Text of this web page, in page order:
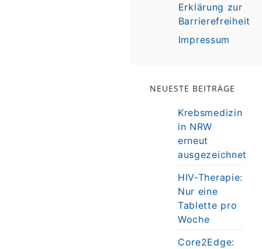
Erklärung zur
Barrierefreiheit
Impressum
NEUESTE BEITRÄGE
Krebsmedizin
in NRW
erneut
ausgezeichnet
HIV-Therapie:
Nur eine
Tablette pro
Woche
Core2Edge: